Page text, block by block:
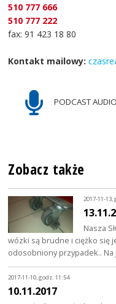
510 777 666
510 777 222
fax: 91 423 18 80
Kontakt mailowy:
PODCAST AUDIO
Zobacz także
2017-11-13,
Nasza
wózki są brudne i ciężko się
odosobniony przypadek..
2017-11-10, godz. 11:54
10.11.2017